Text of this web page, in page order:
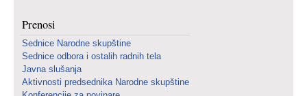
Prenosi
Sednice Narodne skupštine
Sednice odbora i ostalih radnih tela
Javna slušanja
Aktivnosti predsednika Narodne skupštine